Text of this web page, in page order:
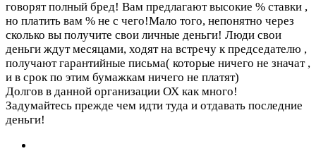
говорят полный бред! Вам предлагают высокие % ставки ,
но платить вам % не с чего!Мало того, непонятно через
сколько вы получите свои личные деньги! Люди свои
деньги ждут месяцами, ходят на встречу к председателю ,
получают гарантийные письма( которые ничего не значат ,
и в срок по этим бумажкам ничего не платят)
Долгов в данной организации ОХ как много!
Задумайтесь прежде чем идти туда и отдавать последние
деньги!